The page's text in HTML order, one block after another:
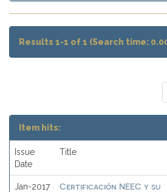
Results 1-1 of 1 (Search time:
Item hits:
Issue
Date
Title
Jan-2017
Certificación NEEC y su